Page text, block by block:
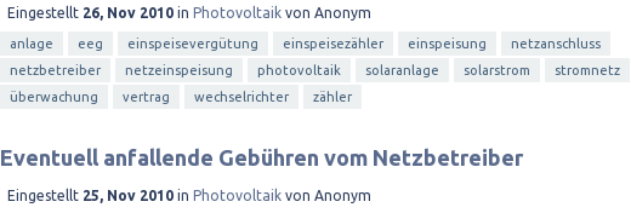
Eingestellt 26, Nov 2010 in Photovoltaik von Anonym
anlage eeg einspeisevergütung einspeisezähler einspeisung
netzanschluss
netzbetreiber
netzeinspeisung photovoltaik solaranlage solarstrom
stromnetz
überwachung
vertrag wechselrichter zähler
Eventuell anfallende Gebühren vom Netzbetreiber
Eingestellt 25, Nov 2010 in Photovoltaik von Anonym